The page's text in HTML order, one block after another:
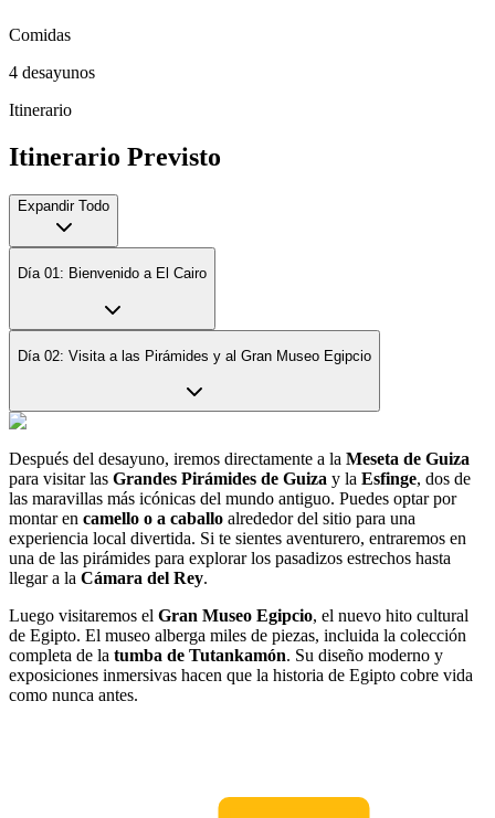
Comidas
4 desayunos
Itinerario
Itinerario Previsto
Expandir Todo
Día 01: Bienvenido a El Cairo
Día 02: Visita a las Pirámides y al Gran Museo Egipcio
Después del desayuno, iremos directamente a la Meseta de Guiza
para visitar las Grandes Pirámides de Guiza y la Esfinge, dos de
las maravillas más icónicas del mundo antiguo. Puedes optar por
montar en camello o a caballo alrededor del sitio para una
experiencia local divertida. Si te sientes aventurero, entraremos en
una de las pirámides para explorar los pasadizos estrechos hasta
llegar a la Cámara del Rey.
Luego visitaremos el Gran Museo Egipcio, el nuevo hito cultural
de Egipto. El museo alberga miles de piezas, incluida la colección
completa de la tumba de Tutankamón. Su diseño moderno y
exposiciones inmersivas hacen que la historia de Egipto cobre vida
como nunca antes.